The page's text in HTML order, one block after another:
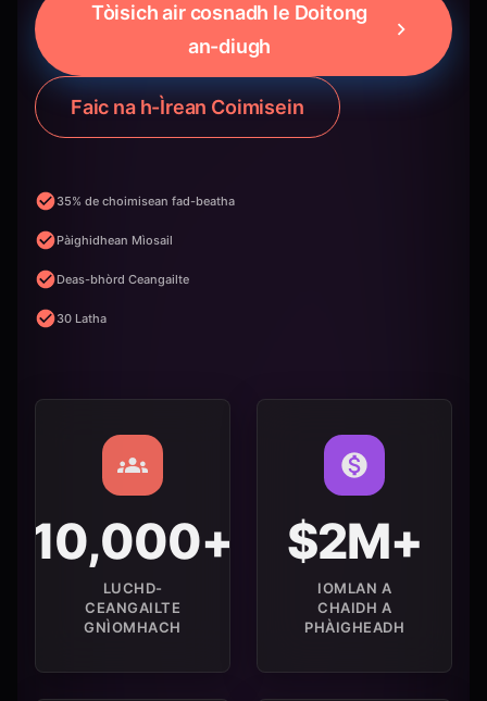
Tòisich air cosnadh le Doitong
an-diugh
Faic na h-Ìrean Coimisein
35% de choimisean fad-beatha
Pàighidhean Mìosail
Deas-bhòrd Ceangailte
30 Latha
10,000+
LUCHD-
CEANGAILTE
GNÌOMHACH
$2M+
IOMLAN A
CHAIDH A
PHÀIGHEADH